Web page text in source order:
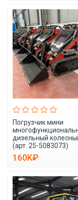
Погрузчик мини
дизельный
(арт. 25-5083073)
160K₽